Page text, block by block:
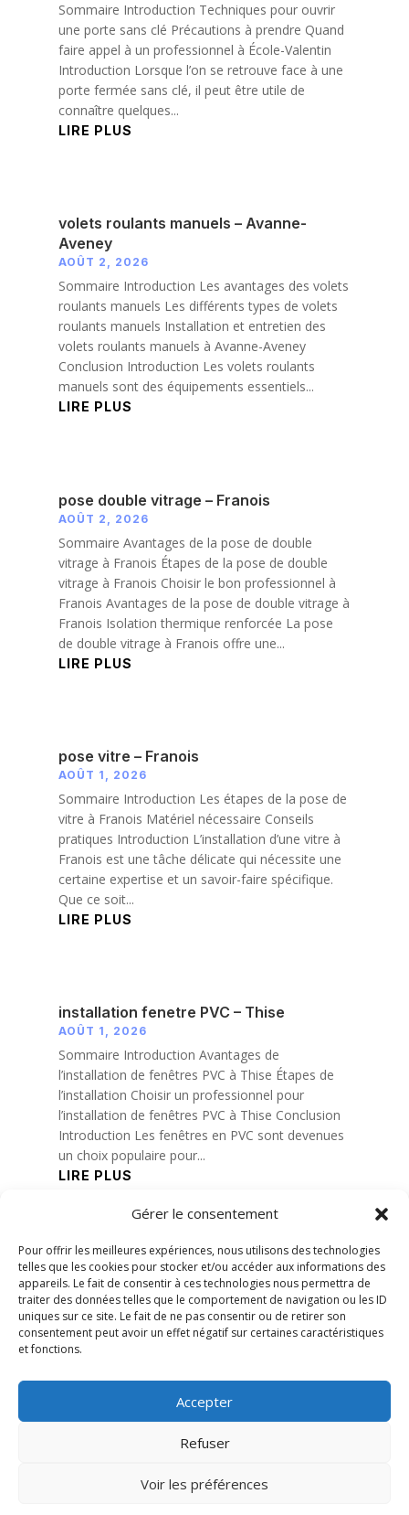
Gérer le consentement
Pour offrir les meilleures expériences, nous utilisons des technologies
telles que les cookies pour stocker et/ou accéder aux informations des
appareils. Le fait de consentir à ces technologies nous permettra de
traiter des données telles que le comportement de navigation ou les ID
uniques sur ce site. Le fait de ne pas consentir ou de retirer son
consentement peut avoir un effet négatif sur certaines caractéristiques
et fonctions.
Accepter
Refuser
Voir les préférences
Sommaire Introduction Techniques pour ouvrir
une porte sans clé Précautions à prendre Quand
faire appel à un professionnel à École-Valentin
Introduction Lorsque l’on se retrouve face à une
porte fermée sans clé, il peut être utile de
connaître quelques...
LIRE PLUS
volets roulants manuels – Avanne-
Aveney
AOÛT 2, 2026
Sommaire Introduction Les avantages des volets
roulants manuels Les différents types de volets
roulants manuels Installation et entretien des
volets roulants manuels à Avanne-Aveney
Conclusion Introduction Les volets roulants
manuels sont des équipements essentiels...
LIRE PLUS
pose double vitrage – Franois
AOÛT 2, 2026
Sommaire Avantages de la pose de double
vitrage à Franois Étapes de la pose de double
vitrage à Franois Choisir le bon professionnel à
Franois Avantages de la pose de double vitrage à
Franois Isolation thermique renforcée La pose
de double vitrage à Franois offre une...
LIRE PLUS
pose vitre – Franois
AOÛT 1, 2026
Sommaire Introduction Les étapes de la pose de
vitre à Franois Matériel nécessaire Conseils
pratiques Introduction L’installation d’une vitre à
Franois est une tâche délicate qui nécessite une
certaine expertise et un savoir-faire spécifique.
Que ce soit...
LIRE PLUS
installation fenetre PVC – Thise
AOÛT 1, 2026
Sommaire Introduction Avantages de
l’installation de fenêtres PVC à Thise Étapes de
l’installation Choisir un professionnel pour
l’installation de fenêtres PVC à Thise Conclusion
Introduction Les fenêtres en PVC sont devenues
un choix populaire pour...
LIRE PLUS
« Entrées précédentes Entrées suivantes »
© 2026 M Development–Mentions légales